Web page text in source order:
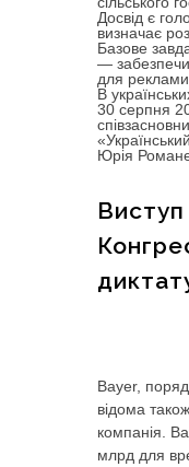
Досвід є
визначає
Базове
—
для
В
30 серпня
Юрія
Bayer, поряд
відома
компанія.
млрд для